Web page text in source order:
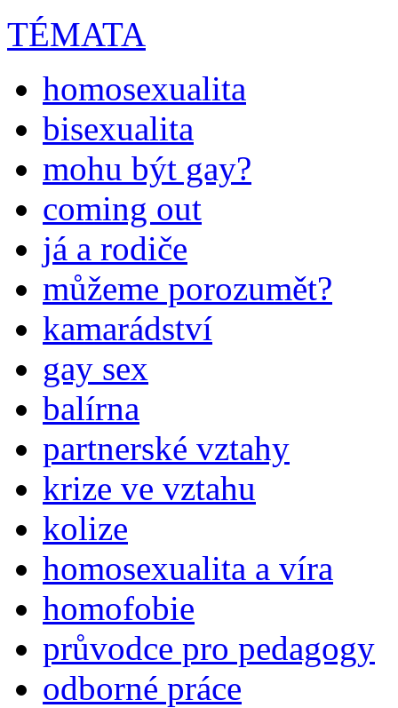
TÉMATA
homosexualita
bisexualita
mohu být gay?
coming out
já a rodiče
můžeme porozumět?
kamarádství
gay sex
balírna
partnerské vztahy
krize ve vztahu
kolize
homosexualita a víra
homofobie
průvodce pro pedagogy
odborné práce